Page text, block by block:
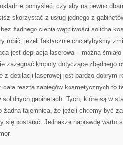
pomyśleć, czy aby na pewno
skorzystać z usług jednego z
żadnego cienia wątpliwości solidna
robić, jeżeli faktycznie chciałybyśmy
jest depilacja laserowa – można
zażegnać kłopoty dotyczące zbędnego
z depilacji laserowej jest bardzo dobrym
cała reszta zabiegów kosmetycznych to
solidnych gabinetach. Tych, które są w
żadna tajemnica, że jeżeli chcemy być
się postarać. Jednakże naprawdę warto